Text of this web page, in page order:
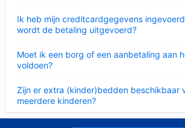
Ik heb mijn creditcardgegevens
wordt de betaling uitgevoerd?
Moet ik een borg of een aanbetaling aan
voldoen?
Zijn er extra (kinder)bedden beschikbaar
meerdere kinderen?